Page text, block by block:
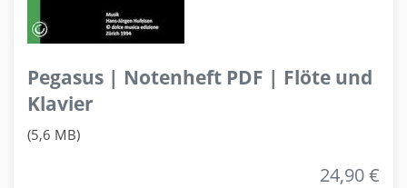
Pegasus | Notenheft PDF | Flöte und
Klavier
(5,6 MB)
24,90 €